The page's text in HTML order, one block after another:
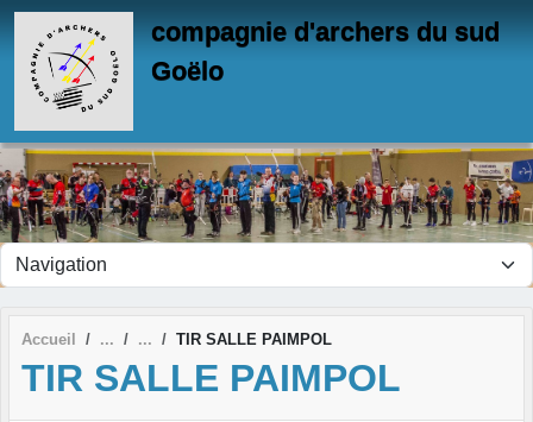
compagnie d'archers du sud
Goëlo
Accueil TIR SALLE PAIMPOL
TIR SALLE PAIMPOL
Panneau de gestion des cookies